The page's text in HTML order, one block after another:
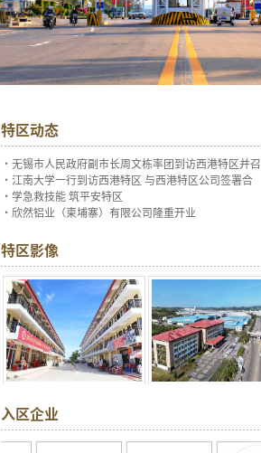
特区动态
· 无锡市人民政府副市长周文栋率团到访西港特区并召
· 江南大学一行到访西港特区 与西港特区公司签署合
· 学急救技能 筑平安特区
· 欣然铝业（柬埔寨）有限公司隆重开业
特区影像
入区企业